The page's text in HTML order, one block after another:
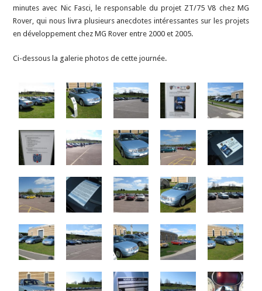
minutes avec Nic Fasci, le responsable du projet ZT/75 V8 chez MG
Rover, qui nous livra plusieurs anecdotes intéressantes sur les projets
en développement chez MG Rover entre 2000 et 2005.
Ci-dessous la galerie photos de cette journée.